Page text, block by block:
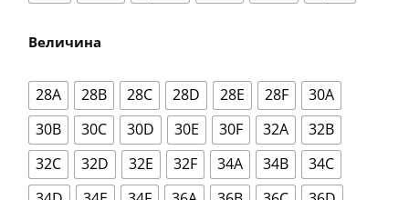
Величина
28A 28B 28C 28D 28E 28F
30A
30B
30C 30D 30E 30F 32A
32B
32C
32D 32E 32F 34A 34B
34C